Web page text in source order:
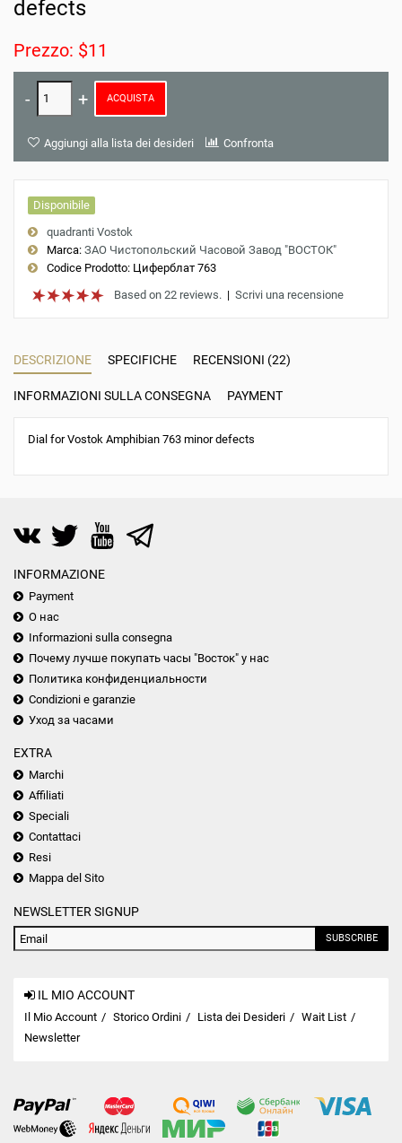
defects
Prezzo: $11
ACQUISTA
Aggiungi alla lista dei desideri Confronta
Disponibile
quadranti Vostok
Marca: ЗАО Чистопольский Часовой Завод "ВОСТОК"
Codice Prodotto: Циферблат 763
Based on 22 reviews. | Scrivi una recensione
DESCRIZIONE SPECIFICHE RECENSIONI (22)
INFORMAZIONI SULLA CONSEGNA PAYMENT
Dial for Vostok Amphibian 763 minor defects
INFORMAZIONE
Payment
О нас
Informazioni sulla consegna
Почему лучше покупать часы "Восток" у нас
Политика конфиденциальности
Condizioni e garanzie
Уход за часами
EXTRA
Marchi
Affiliati
Speciali
Contattaci
Resi
Mappa del Sito
NEWSLETTER SIGNUP
SUBSCRIBE
IL MIO ACCOUNT
Il Mio Account Storico Ordini Lista dei Desideri
Wait List
Newsletter